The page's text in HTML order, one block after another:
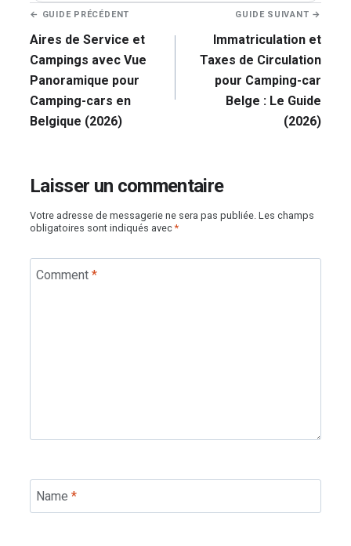
Navigation
de
l’article
← GUIDE PRÉCÉDENT
Aires de Service et
Campings avec Vue
Panoramique pour
Camping-cars en
Belgique (2026)
GUIDE SUIVANT →
Immatriculation et
Taxes de Circulation
pour Camping-car
Belge : Le Guide
(2026)
Laisser un commentaire
Votre adresse de messagerie ne sera pas publiée. Les champs
obligatoires sont indiqués avec*
Comment *
Name *